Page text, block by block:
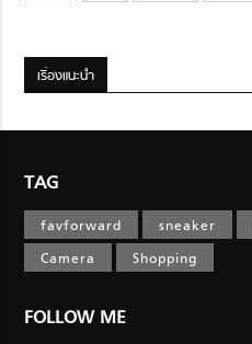
เรื่องแนะนำ
TAG
favforward sneaker
Camera
Shopping
FOLLOW ME